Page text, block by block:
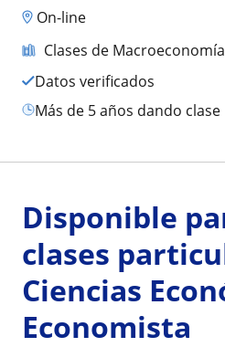
On-line
Clases de Macroeconomía
Datos verificados
más de 5 años dando clase
Disponible
clases
Ciencias
Economista